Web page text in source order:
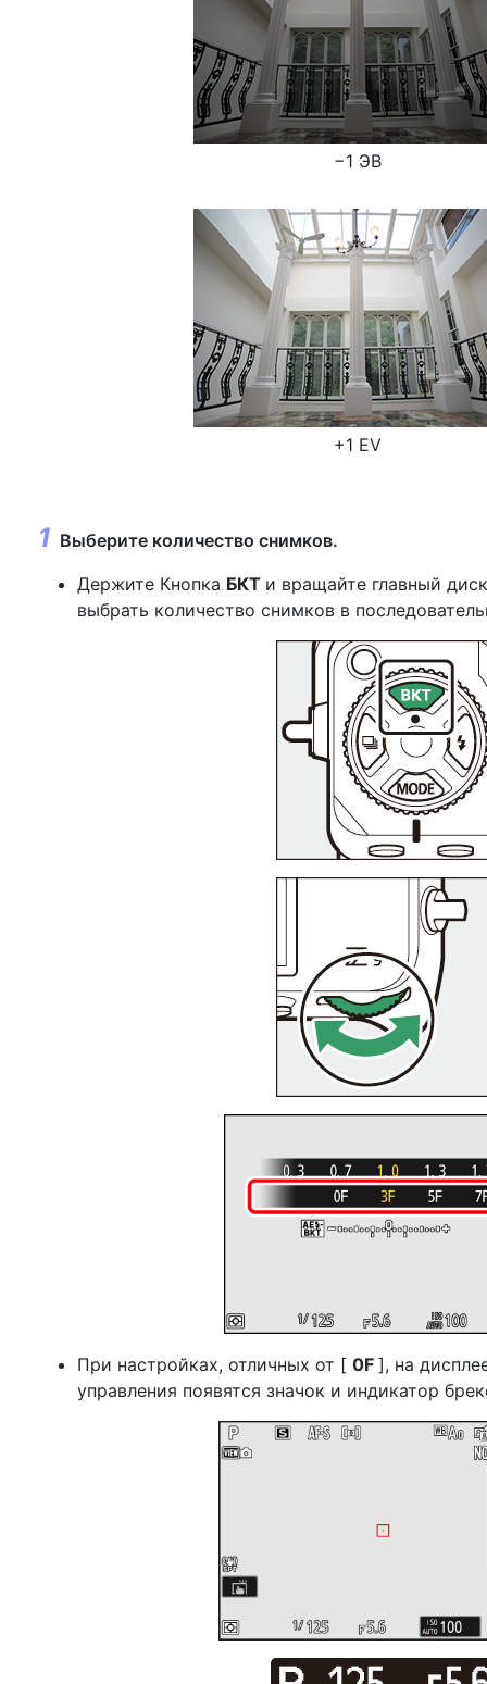
−1 ЭВ
+1 EV
Выберите количество снимков.
Держите Кнопка БКТ и вращайте главный
выбрать количество снимков в
При настройках, отличных от [ 0F ], на
управления появятся значок и индикатор